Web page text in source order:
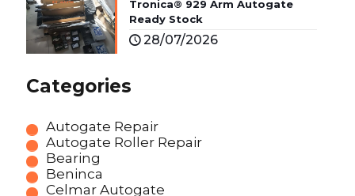
Tronica® 929 Arm Autogate
Ready Stock
28/07/2026
Categories
Autogate Repair
Autogate Roller Repair
Bearing
Beninca
Celmar Autogate